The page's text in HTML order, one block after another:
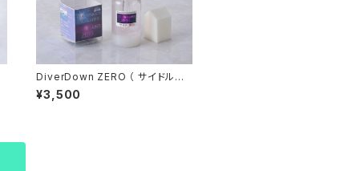
DiverDown ZERO （ サイドルー
¥3,500